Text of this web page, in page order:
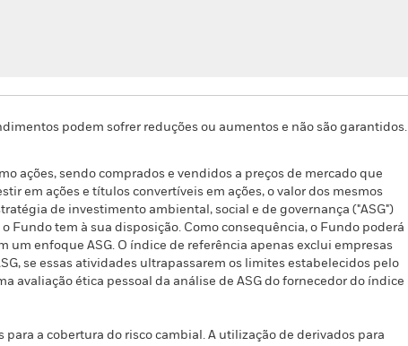
podem sofrer reduções ou aumentos e não são garantidos.
ações, sendo comprados e vendidos a preços de mercado que
em ações e títulos convertíveis em ações, o valor dos mesmos
de investimento ambiental, social e de governança ("ASG")
tem à sua disposição. Como consequência, o Fundo poderá
enfoque ASG. O índice de referência apenas exclui empresas
se essas atividades ultrapassarem os limites estabelecidos pelo
avaliação ética pessoal da análise de ASG do fornecedor do índice
a cobertura do risco cambial. A utilização de derivados para